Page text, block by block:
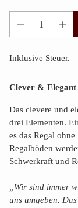
Anzahl
Inklusive Steuer.
Clever & Elegant
Das clevere und
drei Elementen.
es das Regal
Regalböden
Schwerkraft und
„Wir sind immer
uns umgeben.